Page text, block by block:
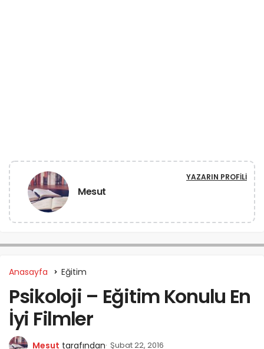
Mesut
YAZARIN PROFILI
Anasayfa Eğitim
Psikoloji – Eğitim Konulu En
İyi Filmler
Mesut tarafından Şubat 22, 2016